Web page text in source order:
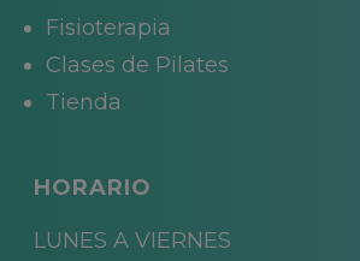
Fisioterapia
Clases de Pilates
Tienda
HORARIO
LUNES A VIERNES